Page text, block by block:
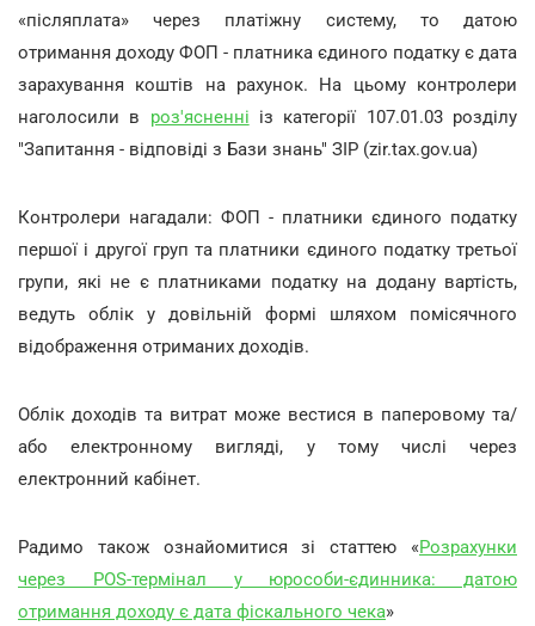
«післяплата» через платіжну систему, то датою
отримання доходу ФОП - платника єдиного податку є дата
зарахування коштів на рахунок. На цьому контролери
наголосили в роз'ясненні із категорії 107.01.03 розділу
"Запитання - відповіді з Бази знань" ЗІР (zir.tax.gov.ua)
Контролери нагадали: ФОП - платники єдиного податку
першої і другої груп та платники єдиного податку третьої
групи, які не є платниками податку на додану вартість,
ведуть облік у довільній формі шляхом помісячного
відображення отриманих доходів.
Облік доходів та витрат може вестися в паперовому та/
або електронному вигляді, у тому числі через
електронний кабінет.
Радимо також ознайомитися зі статтею «Розрахунки
через POS-термінал у юрособи-єдинника: датою
отримання доходу є дата фіскального чека»